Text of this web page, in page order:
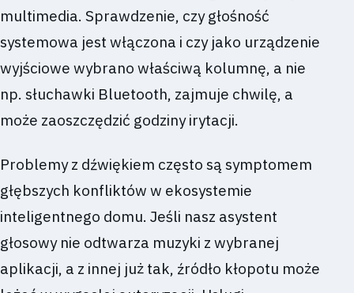
multimedia. Sprawdzenie, czy głośność
systemowa jest włączona i czy jako urządzenie
wyjściowe wybrano właściwą kolumnę, a nie
np. słuchawki Bluetooth, zajmuje chwilę, a
może zaoszczędzić godziny irytacji.
Problemy z dźwiękiem często są symptomem
głębszych konfliktów w ekosystemie
inteligentnego domu. Jeśli nasz asystent
głosowy nie odtwarza muzyki z wybranej
aplikacji, a z innej już tak, źródło kłopotu może